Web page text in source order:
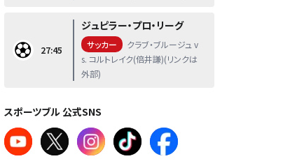
27:45
ジュピラー・プロ・リーグ
サッカー
クラブ・ブルージュ v
s. コルトレイク(倍井謙)(リンクは
外部)
スポーツブル 公式SNS